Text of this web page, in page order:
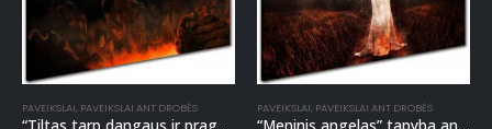
PAVEIKSLAI, PAVEIKSLAI ANT DROBĖS PAVEIKSLAI, PAVEIKSLAI ANT DROBĖS